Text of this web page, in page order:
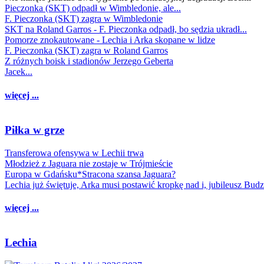
Pieczonka (SKT) odpadł w Wimbledonie, ale...
F. Pieczonka (SKT) zagra w Wimbledonie
SKT na Roland Garros - F. Pieczonka odpadł, bo sędzia ukradł...
Pomorze znokautowane - Lechia i Arka skopane w lidze
F. Pieczonka (SKT) zagra w Roland Garros
Z różnych boisk i stadionów Jerzego Geberta
Jacek...
więcej ...
Piłka w grze
Transferowa ofensywa w Lechii trwa
Młodzież z Jaguara nie zostaje w Trójmieście
Europa w Gdańsku*Stracona szansa Jaguara?
Lechia już świętuje, Arka musi postawić kropkę nad i, jubileusz
więcej ...
Lechia